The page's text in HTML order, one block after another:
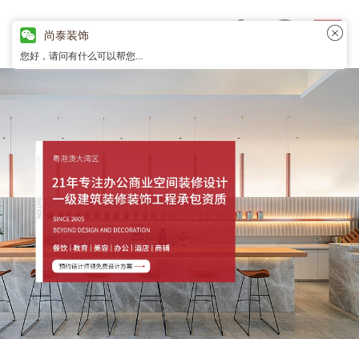
尚泰装饰
您好，请问有什么可以帮您...